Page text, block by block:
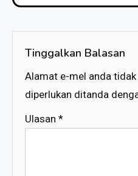
Tinggalkan Balasan
Alamat e-mel anda tidak
diperlukan ditanda
Ulasan *